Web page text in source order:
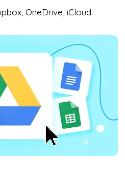
OneDrive, iCloud.